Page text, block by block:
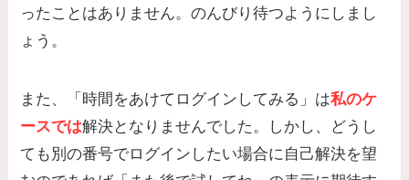
ったことはありません。のんびり待つようにしまし
ょう。
また、「時間をあけてログインしてみる」は私のケ
ースでは解決となりませんでした。しかし、どうし
ても別の番号でログインしたい場合に自己解決を望